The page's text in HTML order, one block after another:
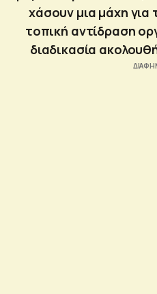
χάσουν μια μάχη για
τοπική αντίδραση
διαδικασία